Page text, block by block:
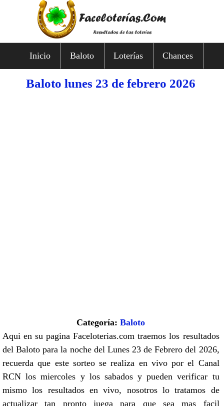
Inicio Baloto Loterías Chances
Baloto lunes 23 de febrero 2026
Categoría:Baloto
Aqui en su pagina Faceloterias.com traemos los resultados
del Baloto para la noche del Lunes 23 de Febrero del 2026,
recuerda que este sorteo se realiza en vivo por el Canal
RCN los miercoles y los sabados y pueden verificar tu
mismo los resultados en vivo, nosotros lo tratamos de
actualizar tan pronto juega para que sea mas facil